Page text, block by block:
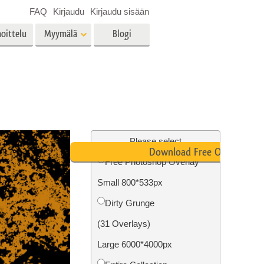
muokkaus
Valokuvan restaurointi
Myymälä
videopeittokuvat
Blogi
FAQ Kirjaudu Kirjaudu sisään
Please select
Free Photoshop Overlay
Small 800*533px
Dirty Grunge
(31 Overlays)
Large 6000*4000px
Download Free Overlay